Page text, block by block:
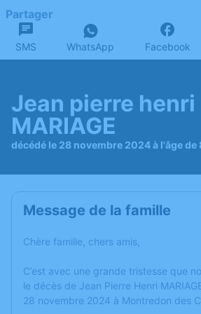
Partager
SMS WhatsApp Facebook
Jean pierre henri
MARIAGE
décédé le 28 novembre 2024 à l'âge de
Message de la famille
Chère famille, chers amis,
C’est avec une grande tristesse que
le décès de Jean Pierre Henri
28 novembre 2024 à Montredon des